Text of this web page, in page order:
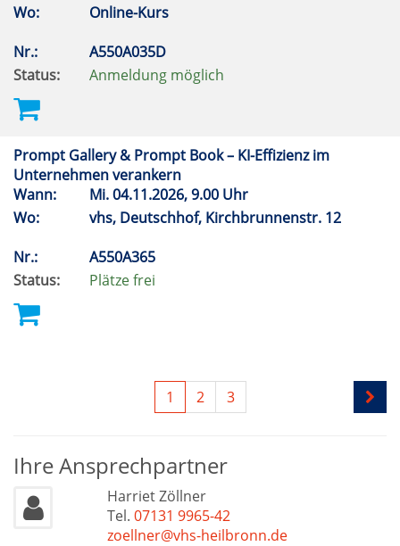
Wo:
Online-Kurs
Nr.:
A550A035D
Status:
Anmeldung möglich
Prompt Gallery & Prompt Book – KI-Effizienz im
Unternehmen verankern
Wann:
Mi.04.11.2026, 9.00 Uhr
Wo:
vhs, Deutschhof, Kirchbrunnenstr. 12
Nr.:
A550A365
Status:
Plätze frei
1 2 3
Ihre Ansprechpartner
Harriet Zöllner
Tel. 07131 9965-42
zoellner@vhs-heilbronn.de